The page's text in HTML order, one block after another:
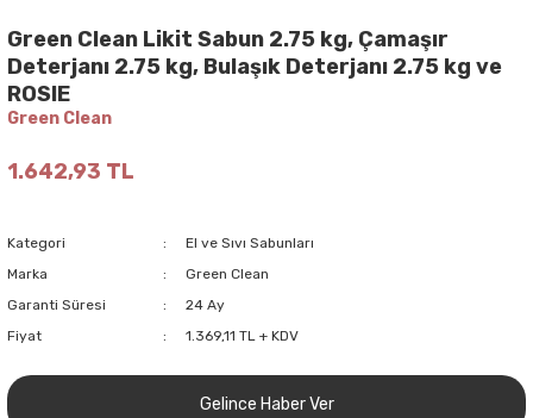
Green Clean Likit Sabun 2.75 kg, Çamaşır
Deterjanı 2.75 kg, Bulaşık Deterjanı 2.75 kg ve
ROSIE
Green Clean
1.642,93 TL
Kategori
El ve Sıvı Sabunları
Marka
Green Clean
Garanti Süresi
24 Ay
Fiyat
1.369,11 TL + KDV
Gelince Haber Ver